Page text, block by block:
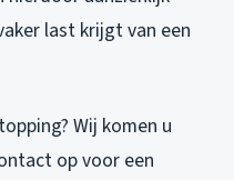
last krijgt van een
Wij komen u
op voor een